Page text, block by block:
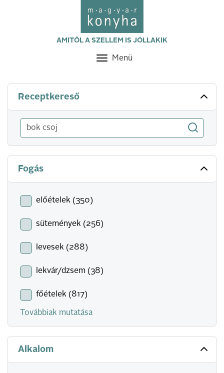
AMITŐL A SZELLEM IS JÓLLAKIK
Toggle
Menü
Receptkereső
Fogás
előételek (350)
sütemények (256)
levesek (288)
lekvár/dzsem (38)
főételek (817)
Továbbiak mutatása
Alkalom